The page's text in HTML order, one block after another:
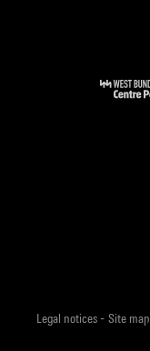
Legal notices- Site map